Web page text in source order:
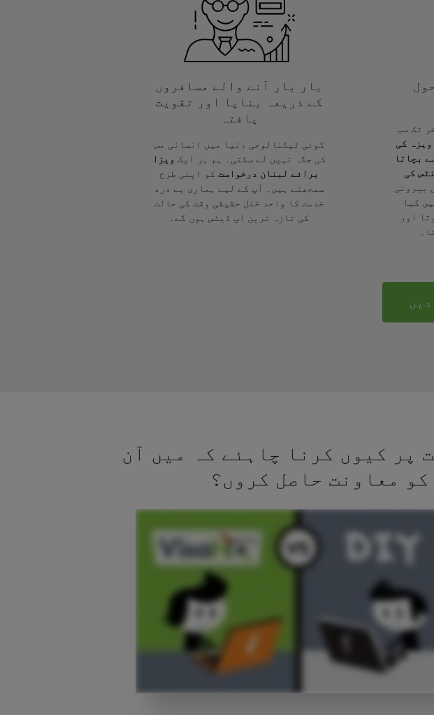
تک سب
ویزہ کی
بچاتا
کی
بیرونی
کیا
اور
بار بار آنے والے مسافروں
کے ذریعہ بنایا اور تقویت
یافتہ
کوئی ٹیکنالوجی دنیا میں انسانی مس
کی جگہ نہیں لے سکتی۔ ہم ہر ایک ویزا
برائے لبنان درخواست کو اپنی طرح
سمجھتے ہیں۔ آپ کے لیے ہماری بے درد
خدمت کا واحد خلل حقیقی وقت کی حالت
کی تازہ ترین اپ ڈیٹس ہوں گے۔
دیں
پر کیوں کرنا چاہئے کہ میں آن
کو معاونت حاصل کروں؟